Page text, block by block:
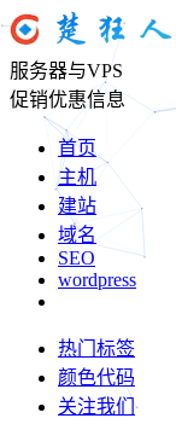
服务器与VPS
促销优惠信息
首页
主机
建站
域名
SEO
wordpress
热门标签
颜色代码
关注我们